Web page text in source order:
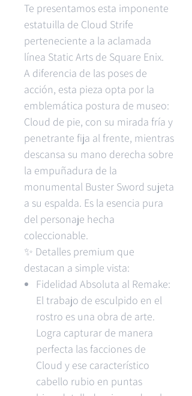
Te presentamos esta imponente
estatuilla de Cloud Strife
perteneciente a la aclamada
línea Static Arts de Square Enix.
A diferencia de las poses de
acción, esta pieza opta por la
emblemática postura de museo:
Cloud de pie, con su mirada fría y
penetrante fija al frente, mientras
descansa su mano derecha sobre
la empuñadura de la
monumental Buster Sword sujeta
a su espalda. Es la esencia pura
del personaje hecha
coleccionable.
✨ Detalles premium que
destacan a simple vista:
Fidelidad Absoluta al Remake:
El trabajo de esculpido en el
rostro es una obra de arte.
Logra capturar de manera
perfecta las facciones de
Cloud y ese característico
cabello rubio en puntas